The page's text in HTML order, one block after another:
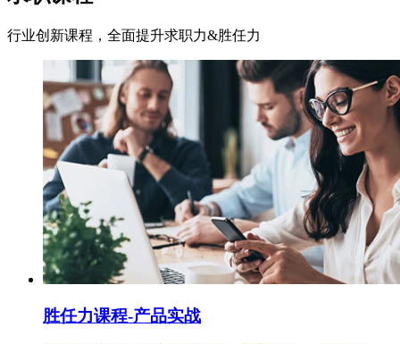
行业创新课程，全面提升求职力&胜任力
胜任力课程-产品实战